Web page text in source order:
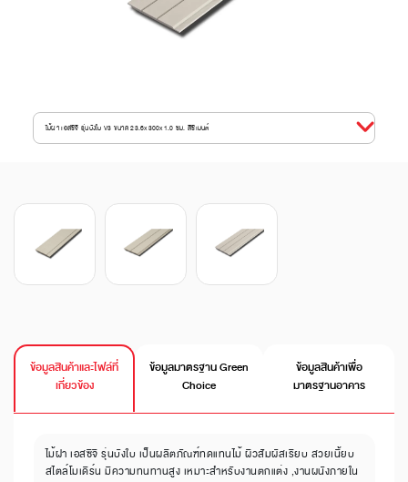
ไม้ฝา เอสซีจี รุ่นบังใบ V3 ขนาด 23.6x300x1.0 ซม. สีซีเมนต์
ข้อมูลสินค้าและไฟล์ที่
เกี่ยวข้อง
ข้อมูลมาตรฐาน Green
Choice
ข้อมูลสินค้าเพื่อ
มาตรฐานอาคาร
ไม้ฝา เอสซีจี รุ่นบังใบ เป็นผลิตภัณฑ์ทดแทนไม้ ผิวสัมผัสเรียบ สวยเนี้ยบ
สไตล์โมเดิร์น มีความทนทานสูง เหมาะสำหรับงานตกแต่ง ,งานผนังภายใน